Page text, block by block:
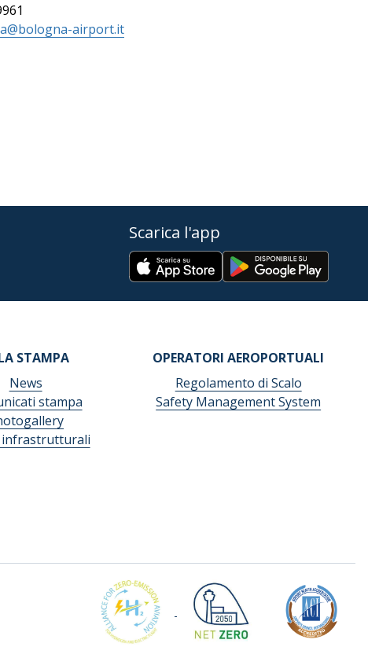
airport.it
Scarica l'app
STAMPA
News
stampa
infrastrutturali
OPERATORI AEROPORTUALI
Regolamento di Scalo
Safety Management System